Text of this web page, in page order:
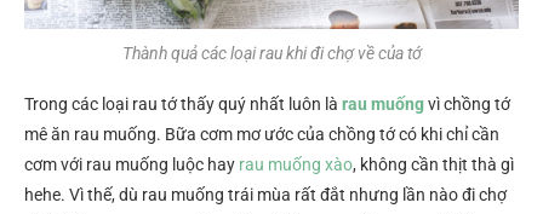
Thành quả các loại rau khi đi chợ về của tớ
Trong các loại rau tớ thấy quý nhất luôn là rau muốngvì chồng tớ
mê ăn rau muống. Bữa cơm mơ ước của chồng tớ có khi chỉ cần
cơm với rau muống luộc hay rau muống xào, không cần thịt thà gì
hehe. Vì thế, dù rau muống trái mùa rất đắt nhưng lần nào đi chợ